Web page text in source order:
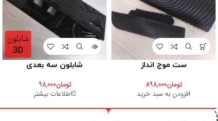
ست موج انداز
تومان898,000
افزودن به سبد خرید
شابلون سه بعدی
تومان98,000
اطلاعات بیشتر